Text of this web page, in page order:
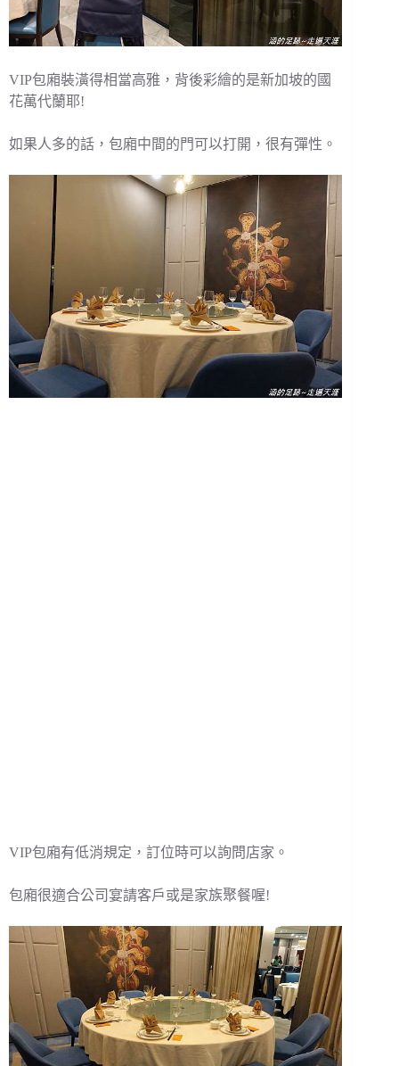
VIP包廂裝潢得相當高雅，背後彩繪的是新加坡的國
花萬代蘭耶!
如果人多的話，包廂中間的門可以打開，很有彈性。
VIP包廂有低消規定，訂位時可以詢問店家。
包廂很適合公司宴請客戶或是家族聚餐喔!